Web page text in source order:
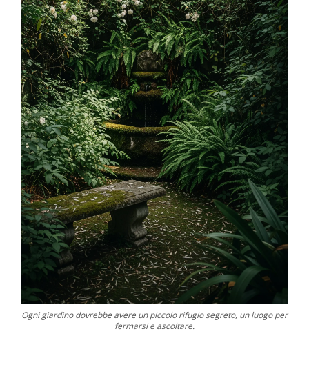
Ogni giardino dovrebbe avere un piccolo rifugio segreto, un luogo per
fermarsi e ascoltare.